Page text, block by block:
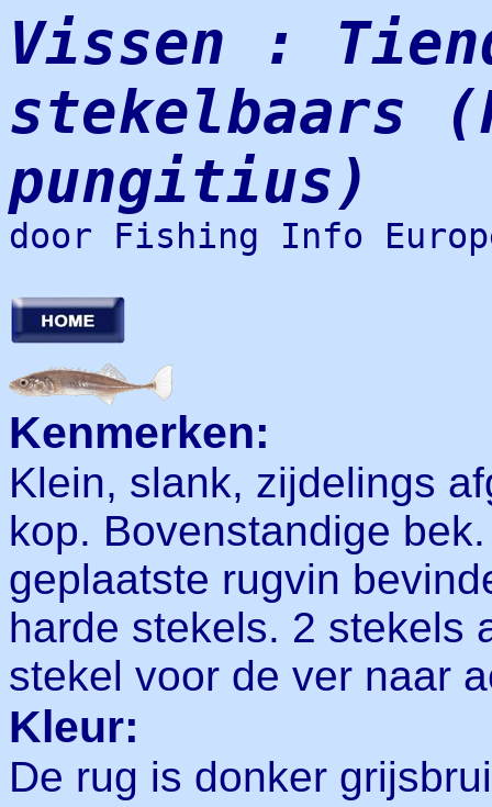
Vissen :
stekelbaars
pungitius)
door Fishing Info
Kenmerken:
Klein, slank, zijdelings
kop. Bovenstandige
geplaatste rugvin
harde stekels. 2 stekels
stekel voor de ver naar
Kleur:
De rug is donker